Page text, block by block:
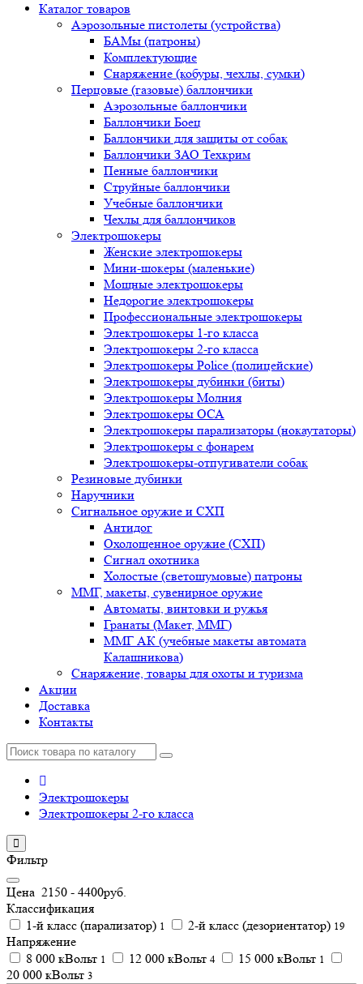
Каталог товаров
Аэрозольные пистолеты (устройства)
БАМы (патроны)
Комплектующие
Снаряжение (кобуры, чехлы, сумки)
Перцовые (газовые) баллончики
Аэрозольные баллончики
Баллончики Боец
Баллончики для защиты от собак
Баллончики ЗАО Техкрим
Пенные баллончики
Струйные баллончики
Учебные баллончики
Чехлы для баллончиков
Электрошокеры
Женские электрошокеры
Мини-шокеры (маленькие)
Мощные электрошокеры
Недорогие электрошокеры
Профессиональные электрошокеры
Электрошокеры 1-го класса
Электрошокеры 2-го класса
Электрошокеры Police (полицейские)
Электрошокеры дубинки (биты)
Электрошокеры Молния
Электрошокеры ОСА
Электрошокеры парализаторы (нокаутаторы)
Электрошокеры с фонарем
Электрошокеры-отпугиватели собак
Резиновые дубинки
Наручники
Сигнальное оружие и СХП
Антидог
Охолощенное оружие (СХП)
Сигнал охотника
Холостые (светошумовые) патроны
ММГ, макеты, сувенирное оружие
Автоматы, винтовки и ружья
Гранаты (Макет, ММГ)
ММГ АК (учебные макеты автомата
Калашникова)
Снаряжение, товары для охоты и туризма
Акции
Доставка
Контакты
Электрошокеры
Электрошокеры 2-го класса
Фильтр
Цена 2150 - 4400руб.
Классификация
1-й класс (парализатор) 1 2-й класс (дезориентатор) 19
Напряжение
8 000 кВольт 1 12 000 кВольт 4 15 000 кВольт 1
20 000 кВольт 3